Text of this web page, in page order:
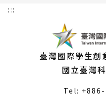
:::
臺灣國際學生創
國立臺灣
Tel: